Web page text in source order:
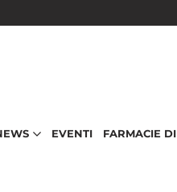
EVENTI FARMACIE